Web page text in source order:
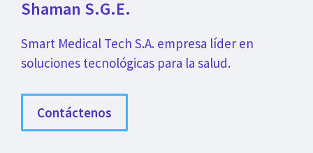
Shaman S.G.E.
Smart Medical Tech S.A. empresa líder en
soluciones tecnológicas para la salud.
Contáctenos